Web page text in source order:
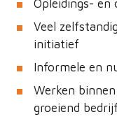
Opleidings- en
Veel
initiatief
Informele en
Werken
groeiend bedrijf